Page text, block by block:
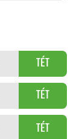
TÉT
TÉT
TÉT